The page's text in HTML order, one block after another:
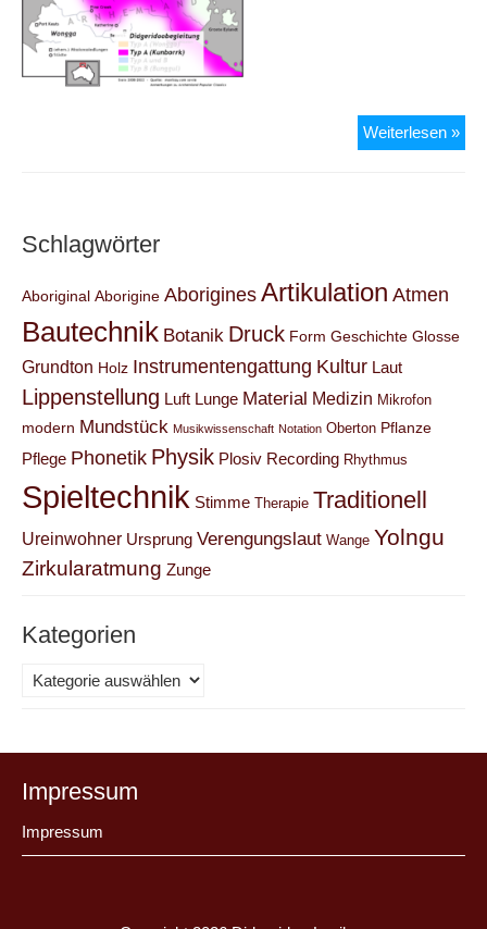
Weiterlesen »
Schlagwörter
Aboriginal Aborigine AboriginesArtikulation Atmen
Bautechnik Botanik Druck Form Geschichte Glosse
Grundton Holz Instrumentengattung Kultur Laut
Lippenstellung Luft Lunge Material Medizin Mikrofon
modern Mundstück Musikwissenschaft Notation Oberton Pflanze
Pflege Phonetik Physik Plosiv Recording Rhythmus
Spieltechnik Stimme Therapie Traditionell
Ureinwohner Ursprung Verengungslaut Wange Yolngu
Zirkularatmung Zunge
Kategorien
Kategorien
Impressum
Impressum